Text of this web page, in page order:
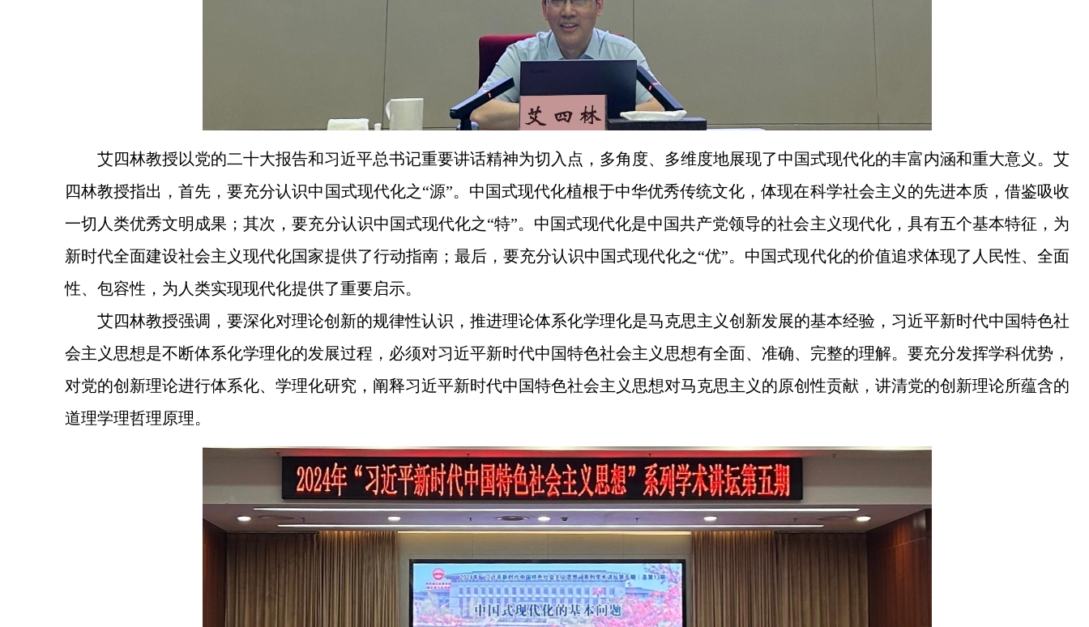
艾四林教授以党的二十大报告和习近平总书记重要讲话精神为切入点，多角度、多维度地展现了中国式现代化的丰富内涵和重大意义。艾
四林教授指出，首先，要充分认识中国式现代化之“源”。中国式现代化植根于中华优秀传统文化，体现在科学社会主义的先进本质，借鉴吸收
一切人类优秀文明成果；其次，要充分认识中国式现代化之“特”。中国式现代化是中国共产党领导的社会主义现代化，具有五个基本特征，为
新时代全面建设社会主义现代化国家提供了行动指南；最后，要充分认识中国式现代化之“优”。中国式现代化的价值追求体现了人民性、全面
性、包容性，为人类实现现代化提供了重要启示。
艾四林教授强调，要深化对理论创新的规律性认识，推进理论体系化学理化是马克思主义创新发展的基本经验，习近平新时代中国特色社
会主义思想是不断体系化学理化的发展过程，必须对习近平新时代中国特色社会主义思想有全面、准确、完整的理解。要充分发挥学科优势，
对党的创新理论进行体系化、学理化研究，阐释习近平新时代中国特色社会主义思想对马克思主义的原创性贡献，讲清党的创新理论所蕴含的
道理学理哲理原理。